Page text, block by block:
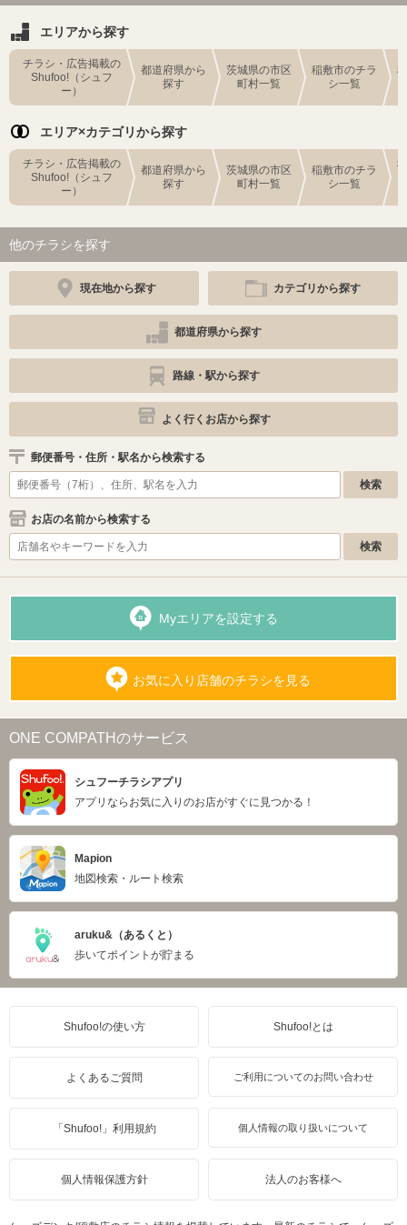
エリアから探す
チラシ・広告掲載の
Shufoo!（シュフ
ー）
都道府県から
探す
茨城県の市区
町村一覧
稲敷市のチラ
シ一覧
エリア×カテゴリから探す
チラシ・広告掲載の
Shufoo!（シュフ
ー）
都道府県から
探す
茨城県の市区
町村一覧
稲敷市のチラ
シ一覧
他のチラシを探す
現在地から探す カテゴリから探す
都道府県から探す
路線・駅から探す
よく行くお店から探す
郵便番号・住所・駅名から検索する
お店の名前から検索する
Myエリアを設定する
お気に入り店舗のチラシを見る
ONE COMPATHのサービス
シュフーチラシアプリ
アプリならお気に入りのお店がすぐに見つかる！
Mapion
地図検索・ルート検索
aruku&（あるくと）
歩いてポイントが貯まる
Shufoo!の使い方 Shufoo!とは
よくあるご質問 ご利用についてのお問い合わせ
「Shufoo!」利用規約 個人情報の取り扱いについて
個人情報保護方針 法人のお客様へ